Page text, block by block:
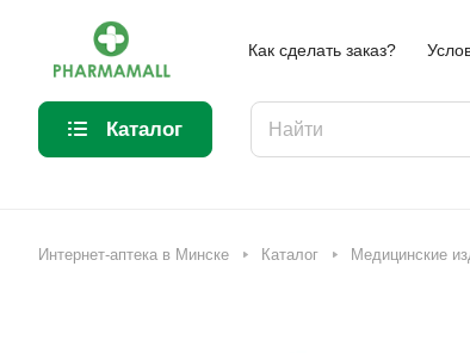
Как сделать заказ?
Каталог
Интернет-аптека в Минске Каталог Медицинские